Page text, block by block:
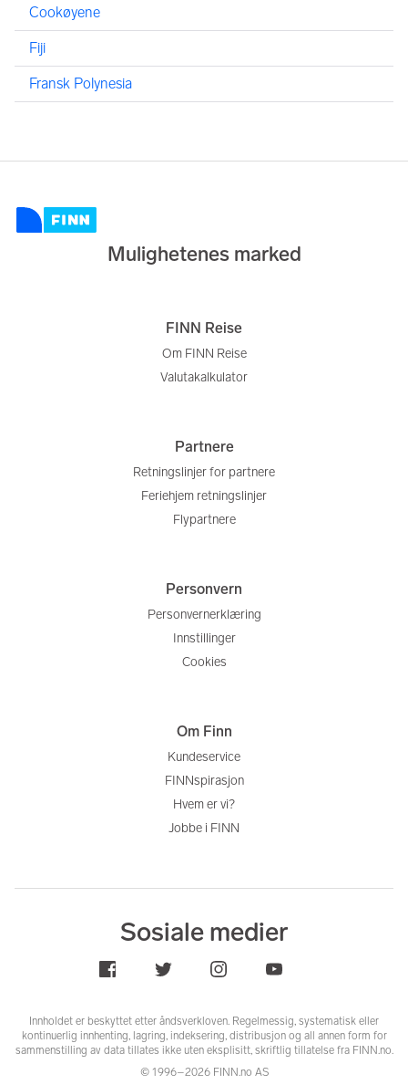
Cookøyene
Fiji
Fransk Polynesia
Mulighetenes marked
FINN Reise
Om FINN Reise
Valutakalkulator
Partnere
Retningslinjer for partnere
Feriehjem retningslinjer
Flypartnere
Personvern
Personvernerklæring
Innstillinger
Cookies
Om Finn
Kundeservice
FINNspirasjon
Hvem er vi?
Jobbe i FINN
Sosiale medier
Innholdet er beskyttet etter åndsverkloven. Regelmessig, systematisk eller
kontinuerlig innhenting, lagring, indeksering, distribusjon og all annen form for
sammenstilling av data tillates ikke uten eksplisitt, skriftlig tillatelse fra FINN.no.
© 1996–2026 FINN.no AS